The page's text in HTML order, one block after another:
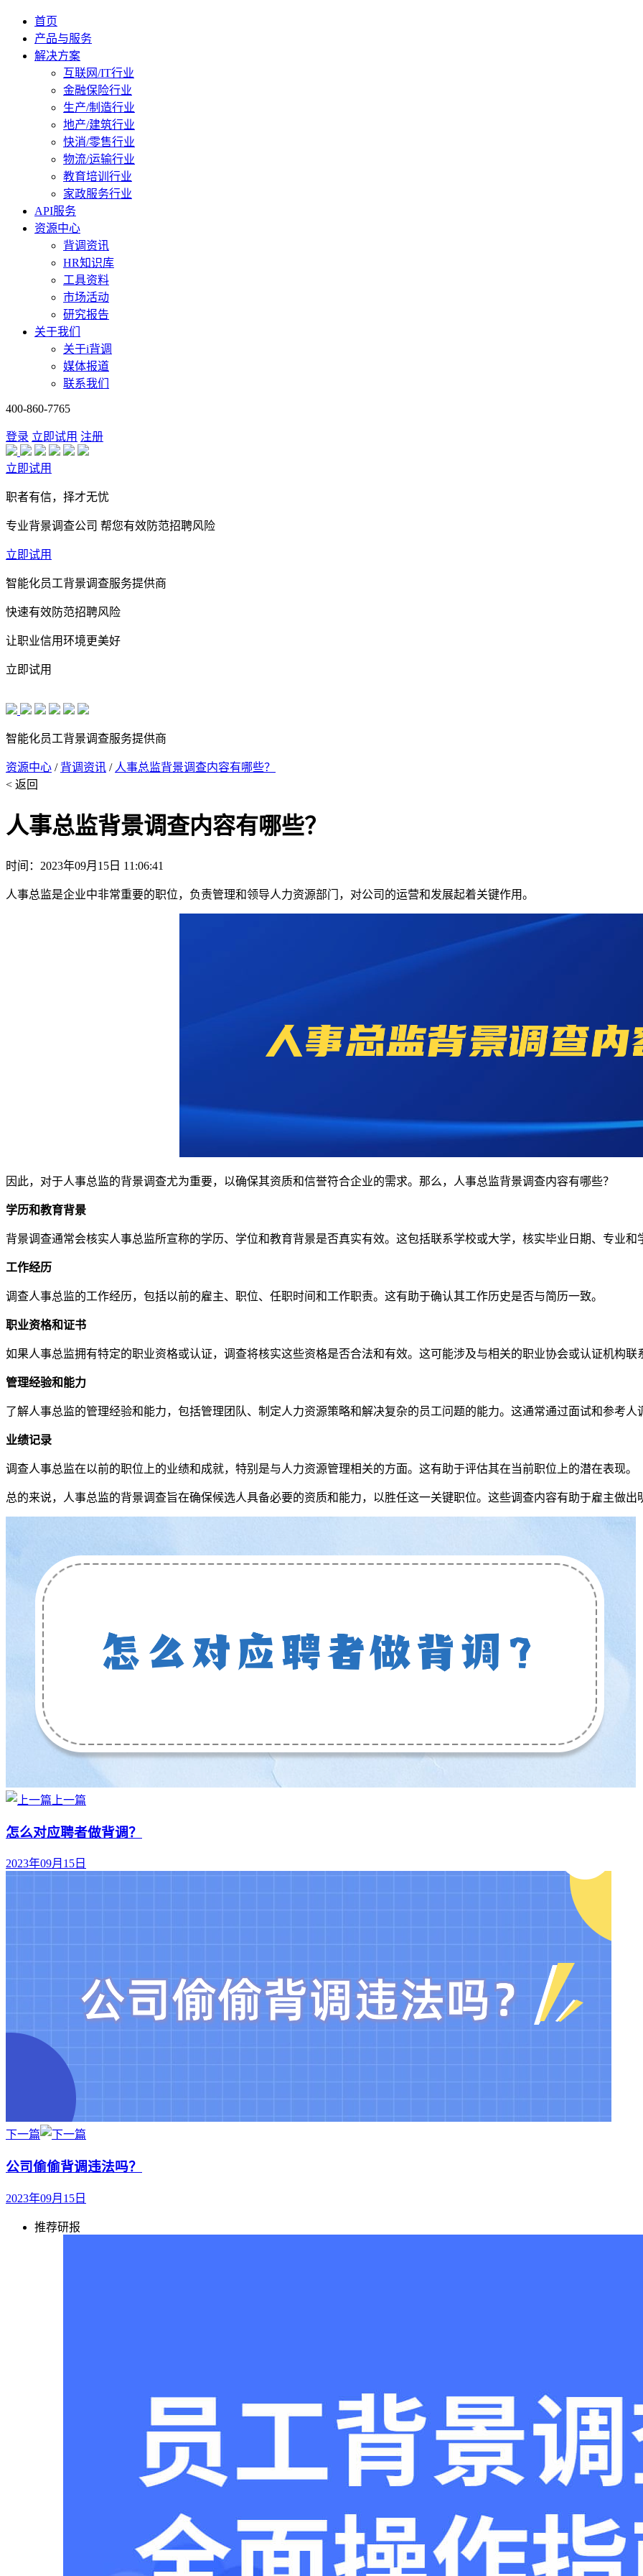
首页
产品与服务
解决方案
互联网/IT行业
金融保险行业
生产/制造行业
地产/建筑行业
快消/零售行业
物流/运输行业
教育培训行业
家政服务行业
API服务
资源中心
背调资讯
HR知识库
工具资料
市场活动
研究报告
关于我们
关于i背调
媒体报道
联系我们
400-860-7765
登录 立即试用 注册
立即试用
职者有信，择才无忧
专业背景调查公司 帮您有效防范招聘风险
立即试用
智能化员工背景调查服务提供商
快速有效防范招聘风险
让职业信用环境更美好
立即试用
智能化员工背景调查服务提供商
资源中心 / 背调资讯 / 人事总监背景调查内容有哪些？
< 返回
人事总监背景调查内容有哪些？
时间：2023年09月15日 11:06:41
人事总监是企业中非常重要的职位，负责管理和领导人力资源部门，对公司的运营和发展起着关键作用。
因此，对于人事总监的背景调查尤为重要，以确保其资质和信誉符合企业的需求。那么，人事总监背景调查内容有哪些？
学历和教育背景
背景调查通常会核实人事总监所宣称的学历、学位和教育背景是否真实有效。这包括联系学校或大学，核实毕业日期、专业和
工作经历
调查人事总监的工作经历，包括以前的雇主、职位、任职时间和工作职责。这有助于确认其工作历史是否与简历一致。
职业资格和证书
如果人事总监拥有特定的职业资格或认证，调查将核实这些资格是否合法和有效。这可能涉及与相关的职业协会或认证机构联
管理经验和能力
了解人事总监的管理经验和能力，包括管理团队、制定人力资源策略和解决复杂的员工问题的能力。这通常通过面试和参考人
业绩记录
调查人事总监在以前的职位上的业绩和成就，特别是与人力资源管理相关的方面。这有助于评估其在当前职位上的潜在表现。
总的来说，人事总监的背景调查旨在确保候选人具备必要的资质和能力，以胜任这一关键职位。这些调查内容有助于雇主做
上一篇
怎么对应聘者做背调？
2023年09月15日
下一篇
公司偷偷背调违法吗？
2023年09月15日
推荐研报